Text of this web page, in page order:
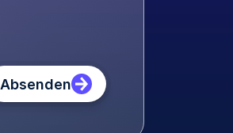
Absenden